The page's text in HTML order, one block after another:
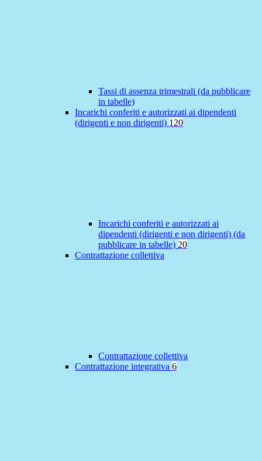
Tassi di assenza trimestrali (da pubblicare
in tabelle)
Incarichi conferiti e autorizzati ai dipendenti
(dirigenti e non dirigenti) 120
Incarichi conferiti e autorizzati ai
dipendenti (dirigenti e non dirigenti) (da
pubblicare in tabelle) 20
Contrattazione collettiva
Contrattazione collettiva
Contrattazione integrativa 6